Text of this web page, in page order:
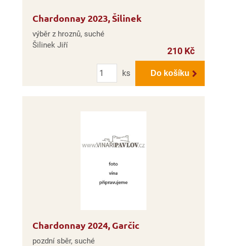
Chardonnay 2023, Šilinek
výběr z hroznů, suché
Šilinek Jiří
210 Kč
Počet
ks
Do košíku
Chardonnay 2024, Garčic
pozdní sběr, suché